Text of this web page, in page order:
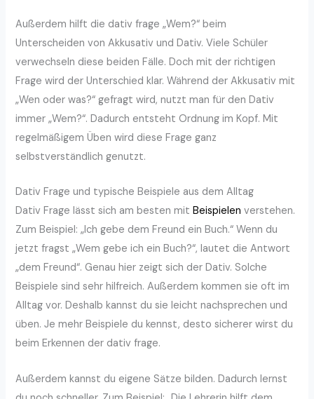
Außerdem hilft die dativ frage „Wem?“ beim
Unterscheiden von Akkusativ und Dativ. Viele Schüler
verwechseln diese beiden Fälle. Doch mit der richtigen
Frage wird der Unterschied klar. Während der Akkusativ mit
„Wen oder was?“ gefragt wird, nutzt man für den Dativ
immer „Wem?“. Dadurch entsteht Ordnung im Kopf. Mit
regelmäßigem Üben wird diese Frage ganz
selbstverständlich genutzt.
Dativ Frage und typische Beispiele aus dem Alltag
Dativ Frage lässt sich am besten mitBeispielenverstehen.
Zum Beispiel: „Ich gebe dem Freund ein Buch.“ Wenn du
jetzt fragst „Wem gebe ich ein Buch?“, lautet die Antwort
„dem Freund“. Genau hier zeigt sich der Dativ. Solche
Beispiele sind sehr hilfreich. Außerdem kommen sie oft im
Alltag vor. Deshalb kannst du sie leicht nachsprechen und
üben. Je mehr Beispiele du kennst, desto sicherer wirst du
beim Erkennen der dativ frage.
Außerdem kannst du eigene Sätze bilden. Dadurch lernst